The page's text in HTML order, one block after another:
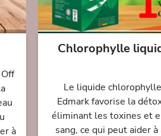
à
Chlorophylle
Le liquide
Edmark favorise la
éliminant les toxines et
sang, ce qui peut aider